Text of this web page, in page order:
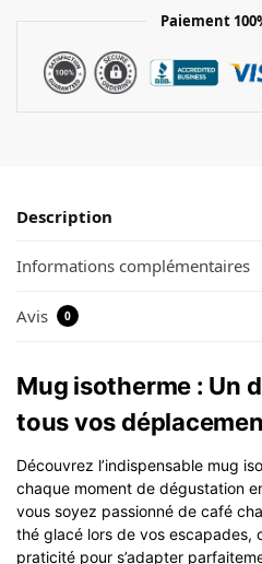
Paiement
Description
Informations complémentaires
Avis 0
Mug isotherme : Un
tous vos
Découvrez l’indispensable mug
chaque moment de dégustation
vous soyez passionné de café
thé glacé lors de vos escapades,
praticité pour s’adapter